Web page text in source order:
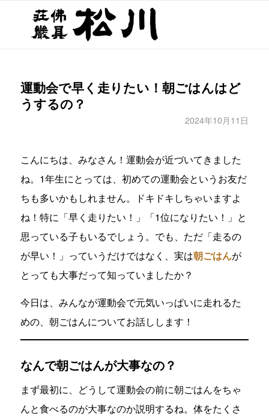
運動会で早く走りたい！朝ごはんはど
うするの？
2024年10月11日
こんにちは、みなさん！運動会が近づいてきました
ね。1年生にとっては、初めての運動会というお友だ
ちも多いかもしれません。ドキドキしちゃいますよ
ね！特に「早く走りたい！」「1位になりたい！」と
思っている子もいるでしょう。でも、ただ「走るの
が早い！」っていうだけではなく、実は朝ごはんが
とっても大事だって知っていましたか？
今日は、みんなが運動会で元気いっぱいに走れるた
めの、朝ごはんについてお話しします！
なんで朝ごはんが大事なの？
まず最初に、どうして運動会の前に朝ごはんをちゃ
んと食べるのが大事なのか説明するね。体をたくさ